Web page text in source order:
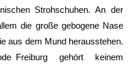
Strohschuhen. An der
die große gebogene Nase
aus dem Mund herausstehen.
Freiburggehört keinem